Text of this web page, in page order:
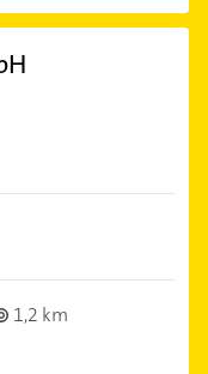
1,2 km